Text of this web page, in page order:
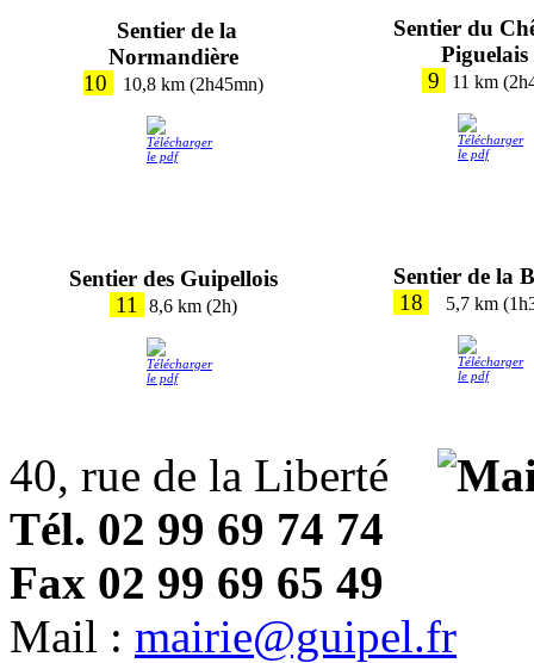
Sentier de la
Normandière
10
10,8 km (2h45mn)
Sentier du
Piguelais
9
11 km
Sentier des Guipellois
11
8,6 km (2h)
Sentier de la
18
5,7 km
40, rue de la Liberté
Tél. 02 99 69 74 74
Fax 02 99 69 65 49
Mail : mairie@guipel.fr